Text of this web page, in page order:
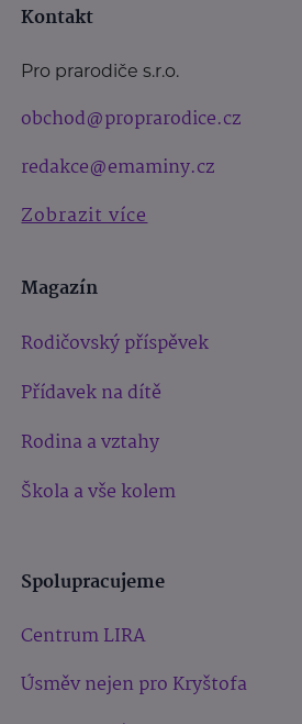
Kontakt
Pro prarodiče s.r.o.
obchod@proprarodice.cz
redakce@emaminy.cz
Zobrazit více
Magazín
Rodičovský příspěvek
Přídavek na dítě
Rodina a vztahy
Škola a vše kolem
Spolupracujeme
Centrum LIRA
Úsměv nejen pro Kryštofa